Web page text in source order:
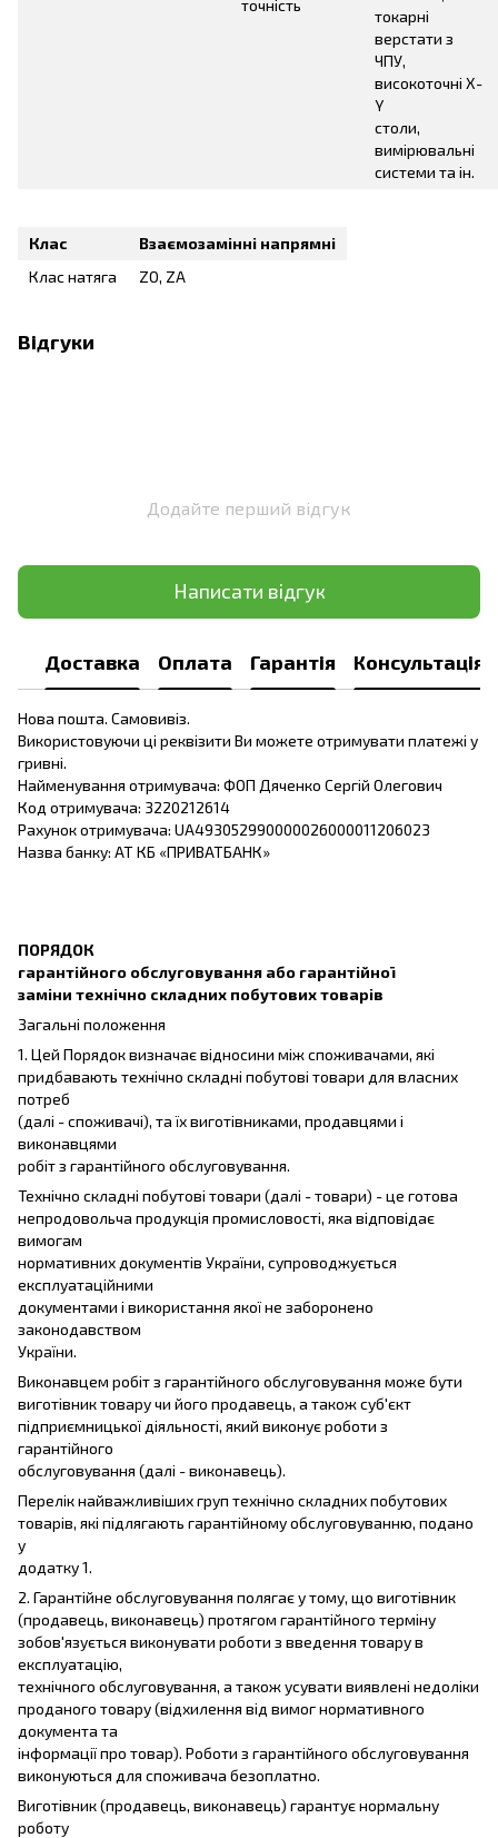
точність
токарні
верстати з
ЧПУ,
високоточні X-
Y
столи,
вимірювальні
системи та ін.
Клас
Взаємозамінні напрямні
Клас натяга
ZO, ZA
Відгуки
Додайте перший відгук
Написати відгук
Доставка Оплата Гарантія Консультація
Нова пошта. Самовивіз.
Використовуючи ці реквізити Ви можете отримувати платежі у
гривні.
Найменування отримувача: ФОП Дяченко Сергій Олегович
Код отримувача: 3220212614
Рахунок отримувача: UA493052990000026000011206023
Назва банку: АТ КБ «ПРИВАТБАНК»
ПОРЯДОК
гарантійного обслуговування або гарантійної
заміни технічно складних побутових товарів
Загальні положення
1. Цей Порядок визначає відносини між споживачами, які
придбавають технічно складні побутові товари для власних
потреб
(далі - споживачі), та їх виготівниками, продавцями і
виконавцями
робіт з гарантійного обслуговування.
Технічно складні побутові товари (далі - товари) - це готова
непродовольча продукція промисловості, яка відповідає
вимогам
нормативних документів України, супроводжується
експлуатаційними
документами і використання якої не заборонено
законодавством
України.
Виконавцем робіт з гарантійного обслуговування може бути
виготівник товару чи його продавець, а також суб'єкт
підприємницької діяльності, який виконує роботи з
гарантійного
обслуговування (далі - виконавець).
Перелік найважливіших груп технічно складних побутових
товарів, які підлягають гарантійному обслуговуванню, подано
у
додатку 1.
2. Гарантійне обслуговування полягає у тому, що виготівник
(продавець, виконавець) протягом гарантійного терміну
зобов'язується виконувати роботи з введення товару в
експлуатацію,
технічного обслуговування, а також усувати виявлені недоліки
проданого товару (відхилення від вимог нормативного
документа та
інформації про товар). Роботи з гарантійного обслуговування
виконуються для споживача безоплатно.
Виготівник (продавець, виконавець) гарантує нормальну
роботу